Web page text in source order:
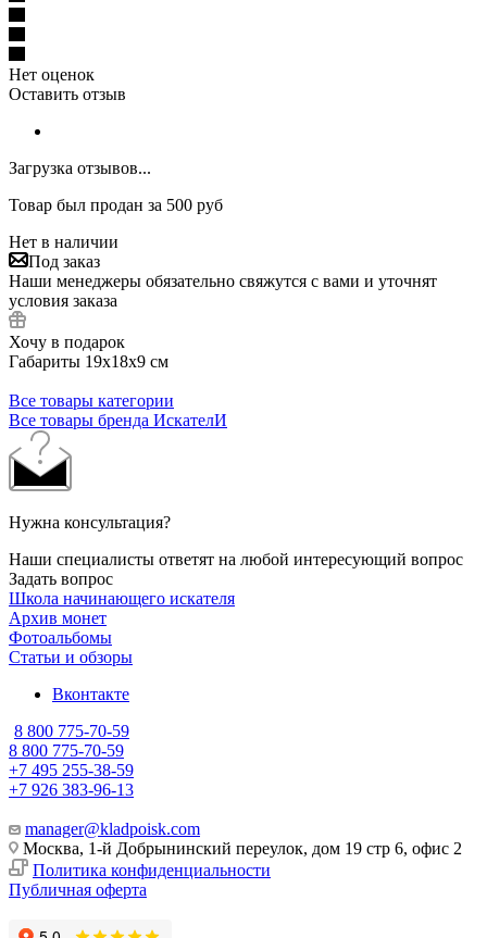
Нет оценок
Оставить отзыв
Загрузка отзывов...
Товар был продан за 500 руб
Нет в наличии
Под заказ
Наши менеджеры обязательно свяжутся с вами и уточнят
условия заказа
Хочу в подарок
Габариты 19х18х9 см
Все товары категории
Все товары бренда ИскателИ
Нужна консультация?
Наши специалисты ответят на любой интересующий вопрос
Задать вопрос
Школа начинающего искателя
Архив монет
Фотоальбомы
Статьи и обзоры
Вконтакте
8 800 775-70-59
8 800 775-70-59
+7 495 255-38-59
+7 926 383-96-13
manager@kladpoisk.com
Москва, 1-й Добрынинский переулок, дом 19 стр 6, офис 2
Политика конфиденциальности
Публичная оферта